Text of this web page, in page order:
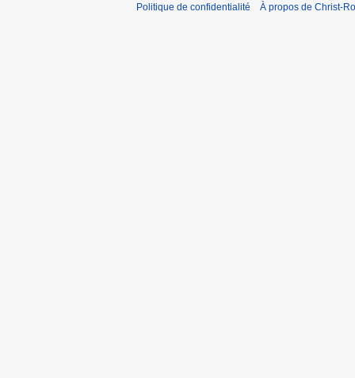
Politique de confidentialité À propos de Christ-